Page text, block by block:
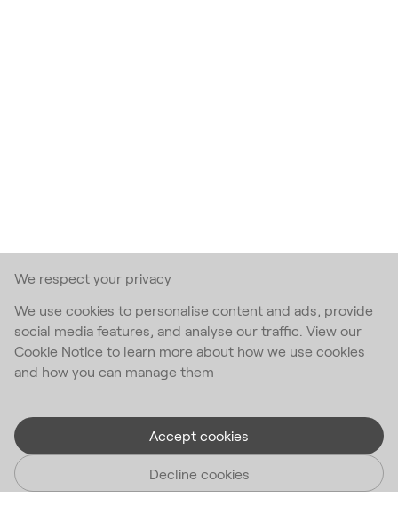
We respect your privacy
We use cookies to personalise content and ads, provide
social media features, and analyse our traffic. View our
Cookie Notice to learn more about how we use cookies
and how you can manage them
Accept cookies
Decline cookies